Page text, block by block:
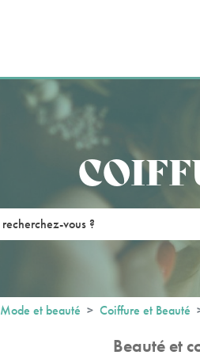
Mode et beauté Coiffure et Beauté
Beauté et